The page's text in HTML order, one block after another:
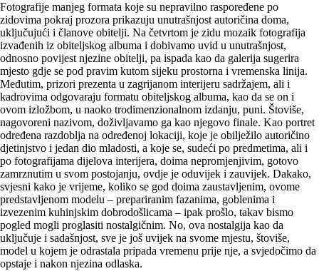
Fotografije manjeg formata koje su nepravilno raspoređene po
zidovima pokraj prozora prikazuju unutrašnjost autoričina doma,
uključujući i članove obitelji. Na četvrtom je zidu mozaik fotografija
izvađenih iz obiteljskog albuma i dobivamo uvid u unutrašnjost,
odnosno povijest njezine obitelji, pa ispada kao da galerija sugerira
mjesto gdje se pod pravim kutom sijeku prostorna i vremenska linija.
Međutim, prizori prezenta u zagrijanom interijeru sadržajem, ali i
kadrovima odgovaraju formatu obiteljskog albuma, kao da se on i
ovom izložbom, u naoko trodimenzionalnom izdanju, puni. Štoviše,
nagovoreni nazivom, doživljavamo ga kao njegovo finale. Kao portret
određena razdoblja na određenoj lokaciji, koje je obilježilo autoričino
djetinjstvo i jedan dio mladosti, a koje se, sudeći po predmetima, ali i
po fotografijama dijelova interijera, doima nepromjenjivim, gotovo
zamrznutim u svom postojanju, ovdje je oduvijek i zauvijek. Dakako,
svjesni kako je vrijeme, koliko se god doima zaustavljenim, ovome
predstavljenom modelu – prepariranim fazanima, goblenima i
izvezenim kuhinjskim dobrodošlicama – ipak prošlo, takav bismo
pogled mogli proglasiti nostalgičnim. No, ova nostalgija kao da
uključuje i sadašnjost, sve je još uvijek na svome mjestu, štoviše,
model u kojem je odrastala pripada vremenu prije nje, a svjedočimo da
opstaje i nakon njezina odlaska.